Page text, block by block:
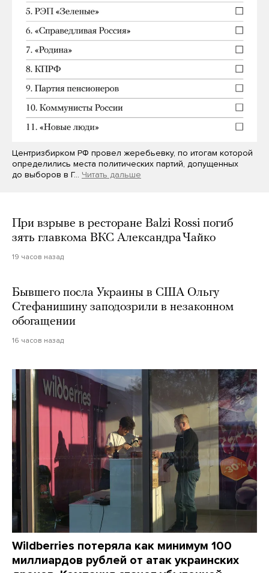
Центризбирком РФ провел жеребьевку, по итогам которой
определились места политических партий, допущенных
до выборов в Г… Читать дальше
При взрыве в ресторане Balzi Rossi погиб
зять главкома ВКС Александра Чайко
19 часов назад
Бывшего посла Украины в США Ольгу
Стефанишину заподозрили в незаконном
обогащении
16 часов назад
Wildberries потеряла как минимум 100
миллиардов рублей от атак украинских